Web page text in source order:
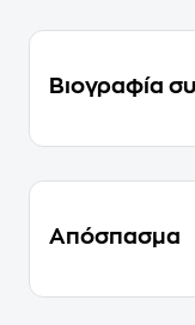
Βιογραφία
Απόσπασμα